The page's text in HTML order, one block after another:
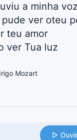
a minha voz
ver oteu
teu amor
ver Tua luz
Mozart